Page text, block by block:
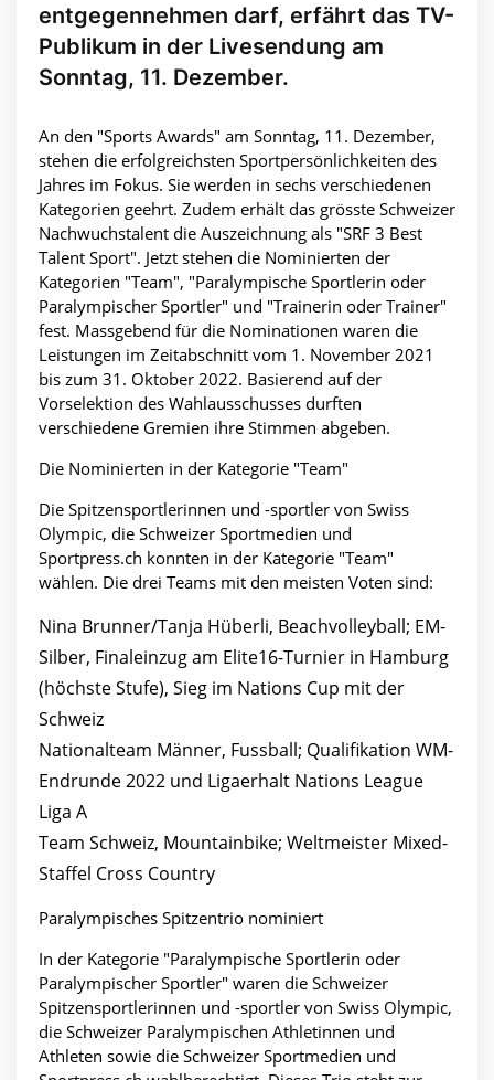
entgegennehmen darf, erfährt das TV-
Publikum in der Livesendung am
Sonntag, 11. Dezember.
An den "Sports Awards" am Sonntag, 11. Dezember,
stehen die erfolgreichsten Sportpersönlichkeiten des
Jahres im Fokus. Sie werden in sechs verschiedenen
Kategorien geehrt. Zudem erhält das grösste Schweizer
Nachwuchstalent die Auszeichnung als "SRF 3 Best
Talent Sport". Jetzt stehen die Nominierten der
Kategorien "Team", "Paralympische Sportlerin oder
Paralympischer Sportler" und "Trainerin oder Trainer"
fest. Massgebend für die Nominationen waren die
Leistungen im Zeitabschnitt vom 1. November 2021
bis zum 31. Oktober 2022. Basierend auf der
Vorselektion des Wahlausschusses durften
verschiedene Gremien ihre Stimmen abgeben.
Die Nominierten in der Kategorie "Team"
Die Spitzensportlerinnen und -sportler von Swiss
Olympic, die Schweizer Sportmedien und
Sportpress.ch konnten in der Kategorie "Team"
wählen. Die drei Teams mit den meisten Voten sind:
Nina Brunner/Tanja Hüberli, Beachvolleyball; EM-
Silber, Finaleinzug am Elite16-Turnier in Hamburg
(höchste Stufe), Sieg im Nations Cup mit der
Schweiz
Nationalteam Männer, Fussball; Qualifikation WM-
Endrunde 2022 und Ligaerhalt Nations League
Liga A
Team Schweiz, Mountainbike; Weltmeister Mixed-
Staffel Cross Country
Paralympisches Spitzentrio nominiert
In der Kategorie "Paralympische Sportlerin oder
Paralympischer Sportler" waren die Schweizer
Spitzensportlerinnen und -sportler von Swiss Olympic,
die Schweizer Paralympischen Athletinnen und
Athleten sowie die Schweizer Sportmedien und